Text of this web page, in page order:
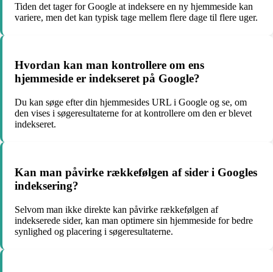
Tiden det tager for Google at indeksere en ny hjemmeside kan
variere, men det kan typisk tage mellem flere dage til flere uger.
Hvordan kan man kontrollere om ens
hjemmeside er indekseret på Google?
Du kan søge efter din hjemmesides URL i Google og se, om
den vises i søgeresultaterne for at kontrollere om den er blevet
indekseret.
Kan man påvirke rækkefølgen af sider i Googles
indeksering?
Selvom man ikke direkte kan påvirke rækkefølgen af
indekserede sider, kan man optimere sin hjemmeside for bedre
synlighed og placering i søgeresultaterne.